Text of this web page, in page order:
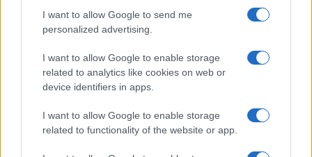
I want to allow Google to send me
personalized advertising.
I want to allow Google to enable storage
related to analytics like cookies on web or
device identifiers in apps.
I want to allow Google to enable storage
related to functionality of the website or app.
Ricette popolari
Pasta sfoglia
Crema pasticcera
Besciamella
Pasta per pizze
Pan di Spagna